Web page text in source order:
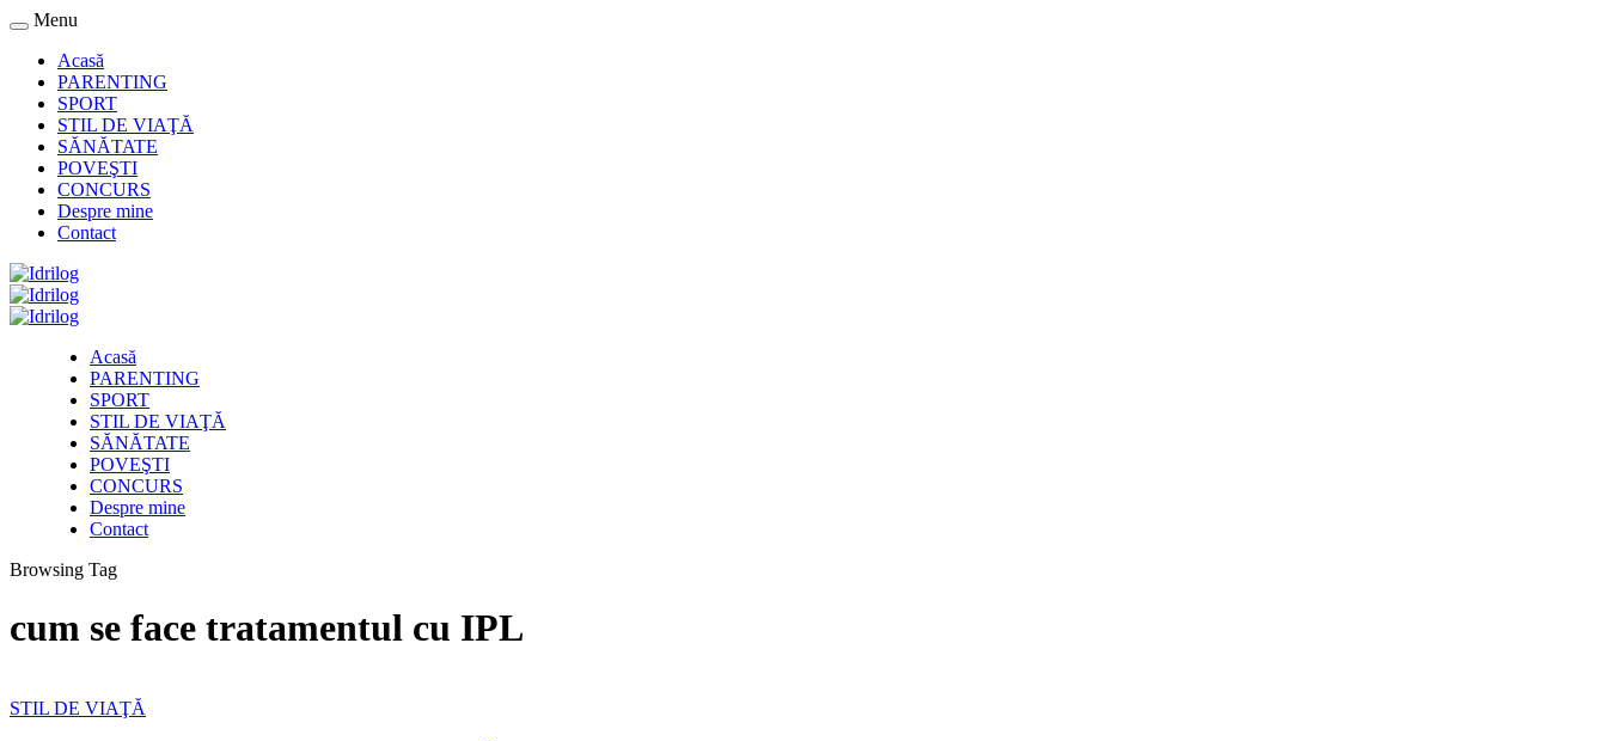
Menu
Acasă
PARENTING
SPORT
STIL DE VIAŢĂ
SĂNĂTATE
POVEŞTI
CONCURS
Despre mine
Contact
Acasă
PARENTING
SPORT
STIL DE VIAŢĂ
SĂNĂTATE
POVEŞTI
CONCURS
Despre mine
Contact
Browsing Tag
cum se face tratamentul cu IPL
STIL DE VIAŢĂ